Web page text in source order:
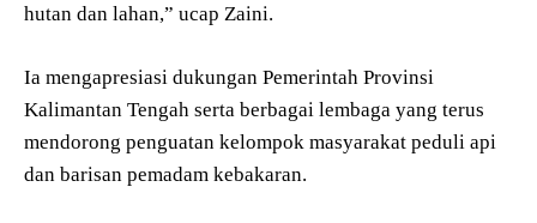
hutan dan lahan,” ucap Zaini.
Ia mengapresiasi dukungan Pemerintah Provinsi
Kalimantan Tengah serta berbagai lembaga yang terus
mendorong penguatan kelompok masyarakat peduli api
dan barisan pemadam kebakaran.